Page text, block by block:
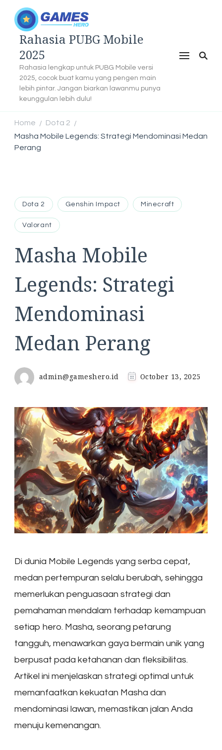
Rahasia PUBG Mobile
2025
Rahasia lengkap untuk PUBG Mobile versi
2025, cocok buat kamu yang pengen main
lebih pintar. Jangan biarkan lawanmu punya
keunggulan lebih dulu!
Home / Dota 2 /
Masha Mobile Legends: Strategi Mendominasi Medan
Perang
Dota 2 Genshin Impact Minecraft
Valorant
Masha Mobile
Legends: Strategi
Mendominasi
Medan Perang
admin@gameshero.id October 13, 2025
Di dunia Mobile Legends yang serba cepat,
medan pertempuran selalu berubah, sehingga
memerlukan penguasaan strategi dan
pemahaman mendalam terhadap kemampuan
setiap hero. Masha, seorang petarung
tangguh, menawarkan gaya bermain unik yang
berpusat pada ketahanan dan fleksibilitas.
Artikel ini menjelaskan strategi optimal untuk
memanfaatkan kekuatan Masha dan
mendominasi lawan, memastikan jalan Anda
menuju kemenangan.